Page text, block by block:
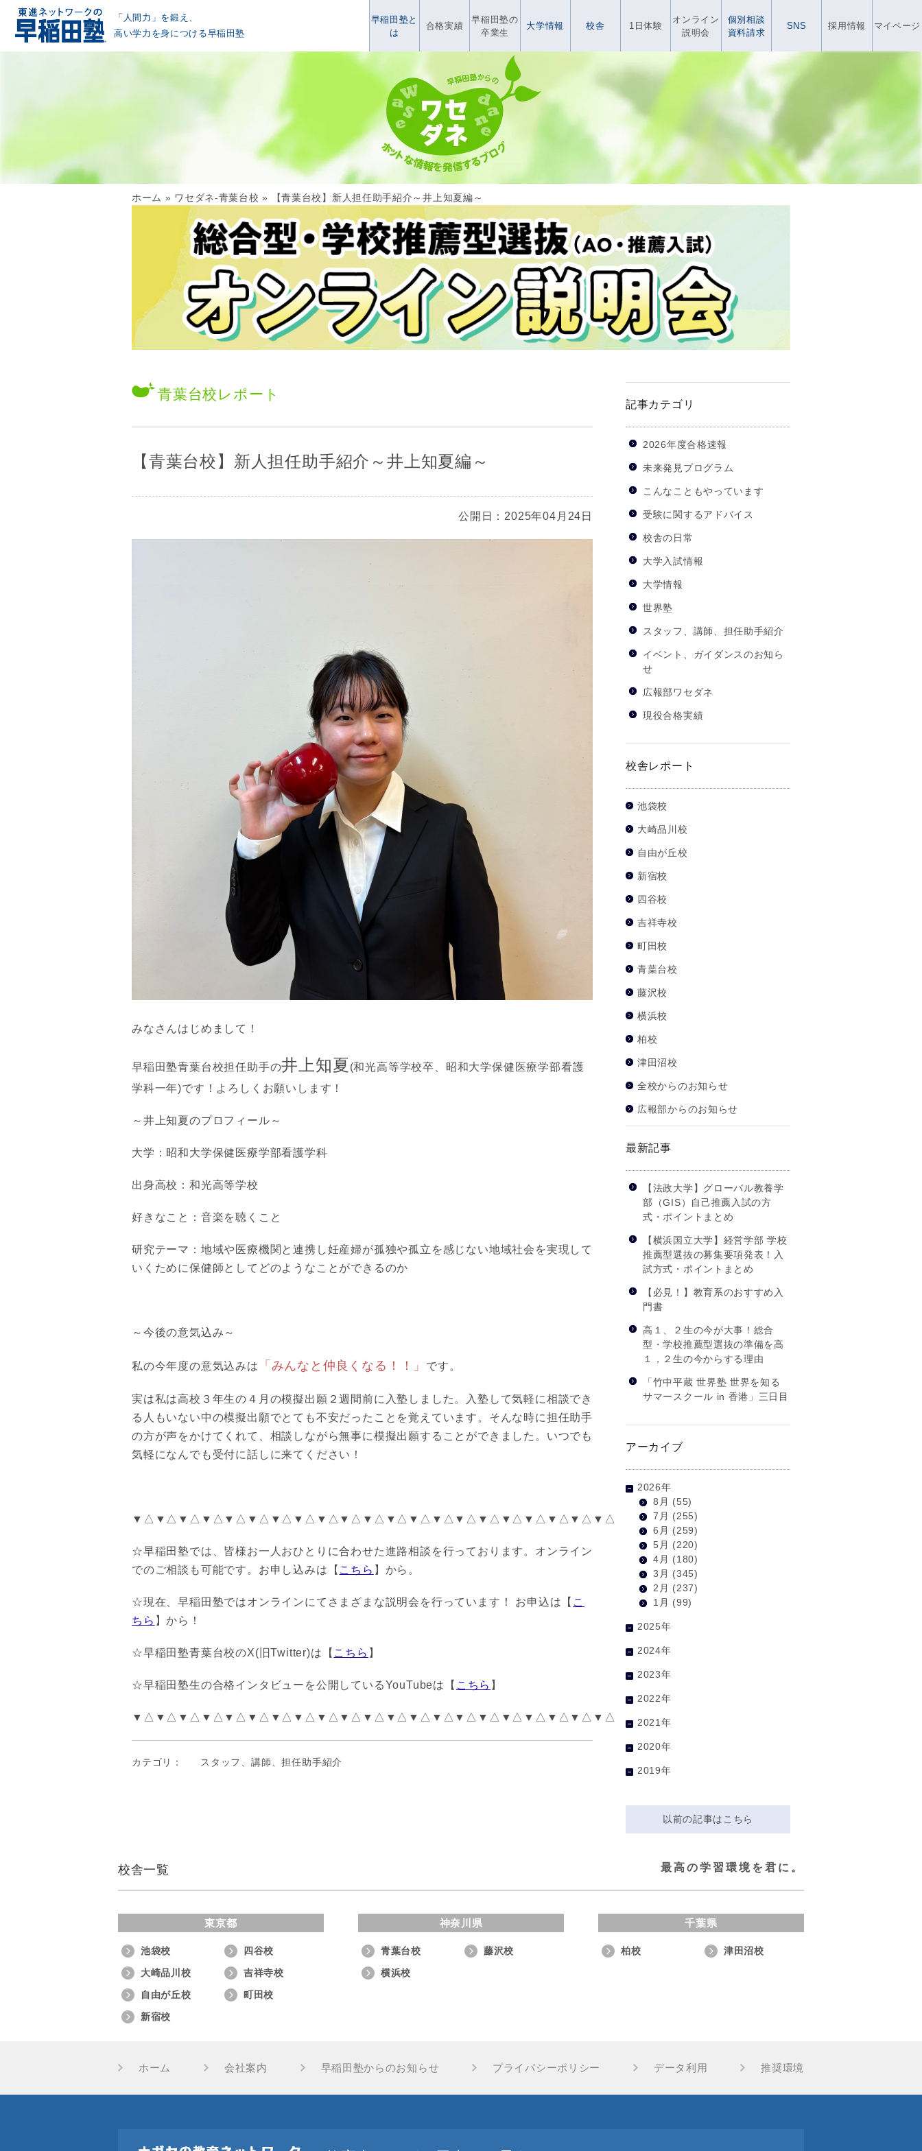
「人間力」を鍛え、
高い学力を身につける早稲田塾
早稲田塾と
は
合格実績
早稲田塾の
卒業生
大学情報 校舎 1日体験
オンライン
説明会
個別相談
資料請求
SNS 採用情報 マイページ
ホーム » ワセダネ-青葉台校 » 【青葉台校】新人担任助手紹介～井上知夏編～
青葉台校 レポート
【青葉台校】新人担任助手紹介～井上知夏編～
公開日：2025年04月24日
みなさんはじめまして！
早稲田塾青葉台校担任助手の井上知夏 (和光高等学校卒、昭和大学保健医療学部看護
学科一年)です！よろしくお願いします！
～井上知夏のプロフィール～
大学：昭和大学保健医療学部看護学科
出身高校：和光高等学校
好きなこと：音楽を聴くこと
研究テーマ： 地域や医療機関と連携し妊産婦が孤独や孤立を感じない地域社会を実現して
いくために保健師としてどのようなことができるのか
～今後の意気込み～
私の今年度の意気込みは 「みんなと仲良くなる！！」 です。
実は私は高校３年生の４月の模擬出願２週間前に入塾しました。入塾して気軽に相談でき
る人もいない中の模擬出願でとても不安だったことを覚えています。そんな時に担任助手
の方が声をかけてくれて、相談しながら無事に模擬出願することができました。 いつでも
気軽になんでも受付に話しに来てください！
▼△▼△▼△▼△▼△▼△▼△▼△▼△▼△▼△▼△▼△▼△▼△▼△▼△▼△▼△▼△▼△
☆早稲田塾では、皆様お一人おひとりに合わせた進路相談を行っております。オンライン
でのご相談も可能です。お申し込みは【 こちら 】から。
☆現在、早稲田塾ではオンラインにてさまざまな説明会を行っています！ お申込は【 こ
ちら 】から！
☆早稲田塾青葉台校のX(旧Twitter)は【 こちら 】
☆早稲田塾生の合格インタビューを公開しているYouTubeは【 こちら 】
▼△▼△▼△▼△▼△▼△▼△▼△▼△▼△▼△▼△▼△▼△▼△▼△▼△▼△▼△▼△▼△
カテゴリ： スタッフ、講師、担任助手紹介
記事カテゴリ
2026年度合格速報
未来発見プログラム
こんなこともやっています
受験に関するアドバイス
校舎の日常
大学入試情報
大学情報
世界塾
スタッフ、講師、担任助手紹介
イベント、ガイダンスのお知ら
せ
広報部ワセダネ
現役合格実績
校舎レポート
池袋校
大崎品川校
自由が丘校
新宿校
四谷校
吉祥寺校
町田校
青葉台校
藤沢校
横浜校
柏校
津田沼校
全校からのお知らせ
広報部からのお知らせ
最新記事
【法政大学】グローバル教養学
部（GIS）自己推薦入試の方
式・ポイントまとめ
【横浜国立大学】経営学部 学校
推薦型選抜の募集要項発表！入
試方式・ポイントまとめ
【必見！】教育系のおすすめ入
門書
高１、２生の今が大事！総合
型・学校推薦型選抜の準備を高
１，２生の今からする理由
「竹中平蔵 世界塾 世界を知る
サマースクール in 香港」三日目
アーカイブ
2026年
8月 (55)
7月 (255)
6月 (259)
5月 (220)
4月 (180)
3月 (345)
2月 (237)
1月 (99)
2025年
2024年
2023年
2022年
2021年
2020年
2019年
以前の記事はこちら
校舎一覧 最高の学習環境を君に。
東京都
池袋校
四谷校
大崎品川校
吉祥寺校
自由が丘校
町田校
新宿校
神奈川県
青葉台校
藤沢校
横浜校
千葉県
柏校 津田沼校
ホーム 会社案内 早稲田塾からのお知らせ プライバシーポリシー データ利用 推奨環境